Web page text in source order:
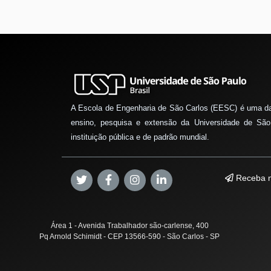
A Escola de Engenharia de São Carlos (EESC) é uma
ensino, pesquisa e extensão da Universidade de
instituição pública e de padrão mundial.
Receba
Área 1 - Avenida Trabalhador são-carlense, 400
Pq Arnold Schimidt - CEP 13566-590 - São Carlos - SP